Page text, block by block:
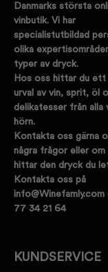
Danmarks största
vinbutik. Vi har
specialistutbildad
olika
typer av dryck.
Hos oss hittar du
urval av vin, sprit, öl
delikatesser från alla
hörn.
Kontakta oss gärna
några frågor eller om
hittar den dryck du
Kontakta oss på
info@Winefamly.com
77 34 21 64
KUNDSERVICE